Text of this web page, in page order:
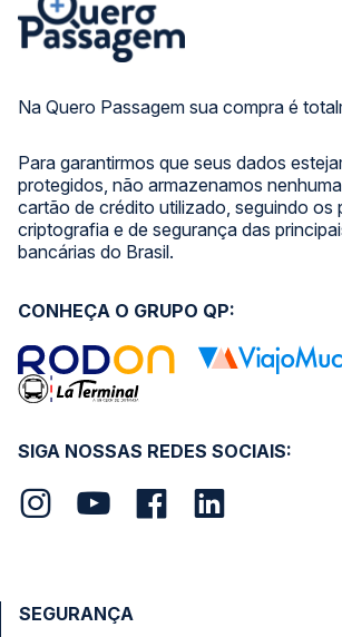
Na Quero Passagem sua compra é
Para garantirmos que seus dados
protegidos, não armazenamos
cartão de crédito utilizado, seguindo os
criptografia e de segurança das
bancárias do Brasil.
SIGA NOSSAS REDES SOCIAIS:
CONHEÇA O GRUPO QP:
SEGURANÇA